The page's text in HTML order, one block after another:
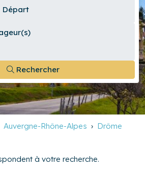
Rechercher
Auvergne-Rhône-Alpes
Drôme
à votre recherche.